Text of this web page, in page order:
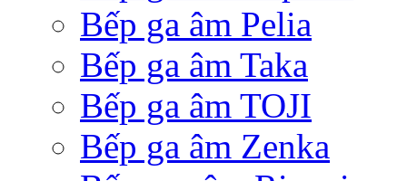
Bếp ga âm Pelia
Bếp ga âm Taka
Bếp ga âm TOJI
Bếp ga âm Zenka